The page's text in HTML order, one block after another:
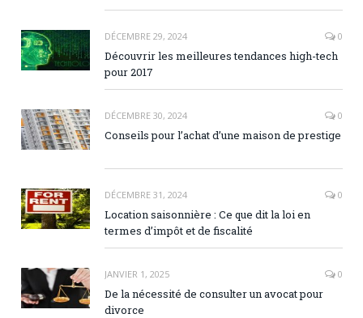
DÉCEMBRE 29, 2024 0
Découvrir les meilleures tendances high-tech
pour 2017
DÉCEMBRE 30, 2024 0
Conseils pour l’achat d’une maison de prestige
DÉCEMBRE 31, 2024 0
Location saisonnière : Ce que dit la loi en
termes d’impôt et de fiscalité
JANVIER 1, 2025 0
De la nécessité de consulter un avocat pour
divorce